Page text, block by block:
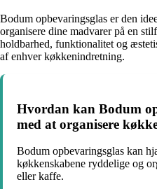
Bodum opbevaringsglas er den
organisere dine madvarer på en
holdbarhed, funktionalitet og
af enhver køkkenindretning.
Hvordan kan Bodum
med at organisere
Bodum opbevaringsglas kan
køkkenskabene ryddelige og
eller kaffe.